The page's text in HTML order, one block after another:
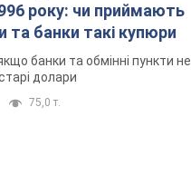
року: чи приймають
та банки такі купюри
банки та обмінні пункти не
долари
75,0 т.